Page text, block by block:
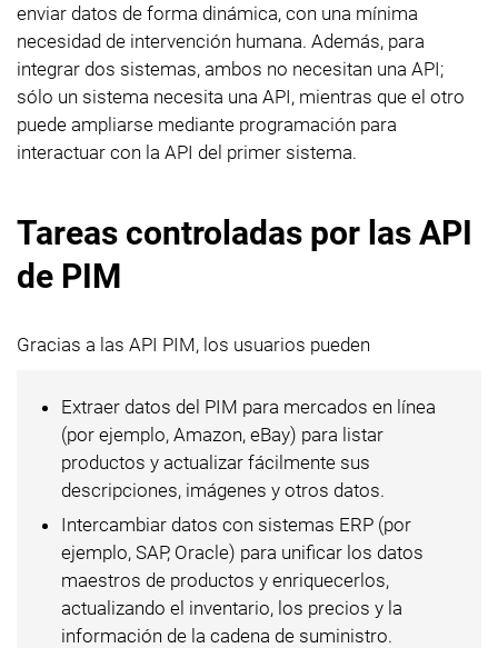
enviar datos de forma dinámica, con una mínima
necesidad de intervención humana. Además, para
integrar dos sistemas, ambos no necesitan una API;
sólo un sistema necesita una API, mientras que el otro
puede ampliarse mediante programación para
interactuar con la API del primer sistema.
Tareas controladas por las API
de PIM
Gracias a las API PIM, los usuarios pueden
Extraer datos del PIM para mercados en línea
(por ejemplo, Amazon, eBay) para listar
productos y actualizar fácilmente sus
descripciones, imágenes y otros datos.
Intercambiar datos con sistemas ERP (por
ejemplo, SAP, Oracle) para unificar los datos
maestros de productos y enriquecerlos,
actualizando el inventario, los precios y la
información de la cadena de suministro.